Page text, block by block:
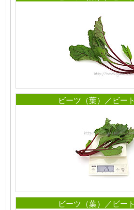
ビーツ（葉）／ビー
ビーツ（葉）／ビー